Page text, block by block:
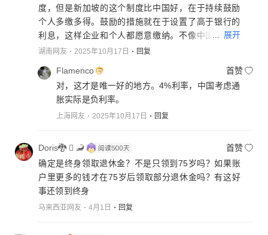
度，但是新加坡的这个制度比中国好，在于持续鼓励
个人多缴多得。鼓励的措施就在于设置了高于银行的
利息，这样企业和个人都愿意缴纳。不像中国的五险
一金体系没完没了的争吵，吵到后来谁都没有好处，
不那么在乎养老金多少，但是中国是低薪制，対高官
应该有退休生活补贴或额外养老补贴，当然这个补贴
不在此体系内。
... 展开
湖南网友 2025年10月17日 回复
Flamenco
首赞
对，这才是唯一好的地方。4%利率，中国考虑通
胀实际是负利率。
上海网友 2025年10月17日 回复
Doris🐉  🦂
首赞
确定是终身领取退休金？不是只领到75岁吗？如果账
户里更多的钱才在75岁后领取部分退休金吗？有这好
事还领到终身
马来西亚网友 4月1日 回复